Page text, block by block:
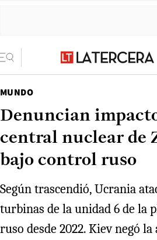
MUNDO
Denuncian
central nuclear de
bajo control ruso
Según trascendió, Ucrania
turbinas de la unidad 6 de la
ruso desde 2022. Kiev negó